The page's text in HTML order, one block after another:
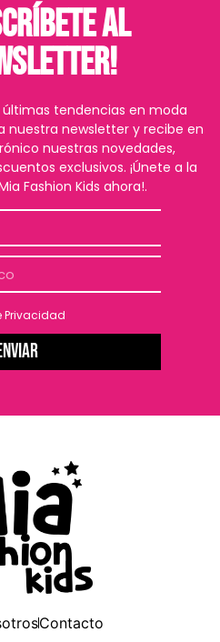
al
últimas tendencias en moda
nuestra newsletter y recibe en
nuestras novedades,
exclusivos. ¡Únete a la
Fashion Kids ahora!.
Privacidad
Contacto